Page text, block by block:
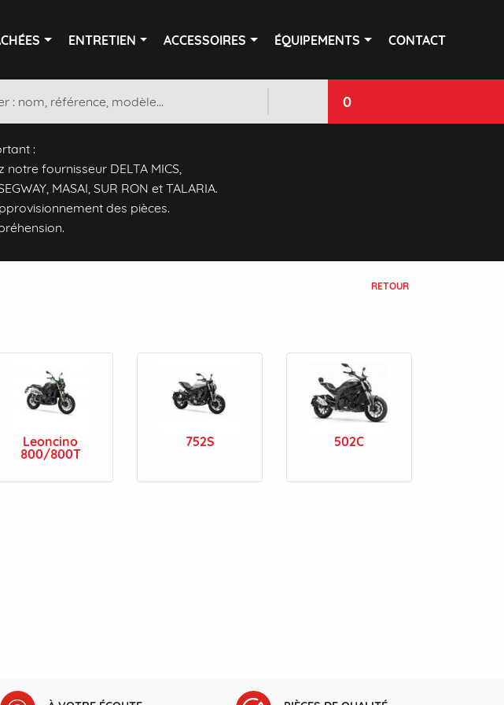
ENTRETIEN ACCESSOIRES ÉQUIPEMENTS CONTACT
0
:
fournisseur DELTA MICS,
MASAI, SUR RON et TALARIA.
des pièces.
RETOUR
Leoncino
800/800T
752S 502C